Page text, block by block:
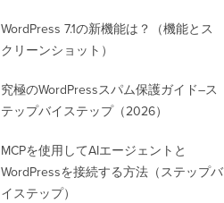
WordPress 7.1の新機能は？（機能とス
クリーンショット）
究極のWordPressスパム保護ガイド–ス
テップバイステップ（2026）
MCPを使用してAIエージェントと
WordPressを接続する方法（ステップバ
イステップ）